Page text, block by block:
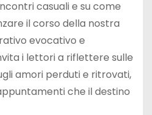
casuali e su come
il corso della nostra
evocativo e
i lettori a riflettere sulle
amori perduti e ritrovati,
che il destino